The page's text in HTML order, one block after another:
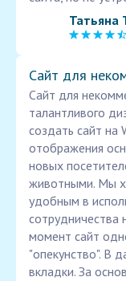
Татьяна
Сайт для
Сайт для
талантливого
создать сайт на
отображения
новых
животными. Мы
удобным в
сотрудничества
момент сайт
"опекунство". В
вкладки. За